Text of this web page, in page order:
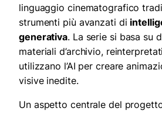
linguaggio cinematografico
strumenti più avanzati di
generativa. La serie si basa su
materiali d’archivio,
utilizzano l’AI per creare
visive inedite.
Un aspetto centrale del